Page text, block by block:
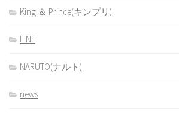
King ＆ Prince(キンプリ)
LINE
NARUTO(ナルト)
news